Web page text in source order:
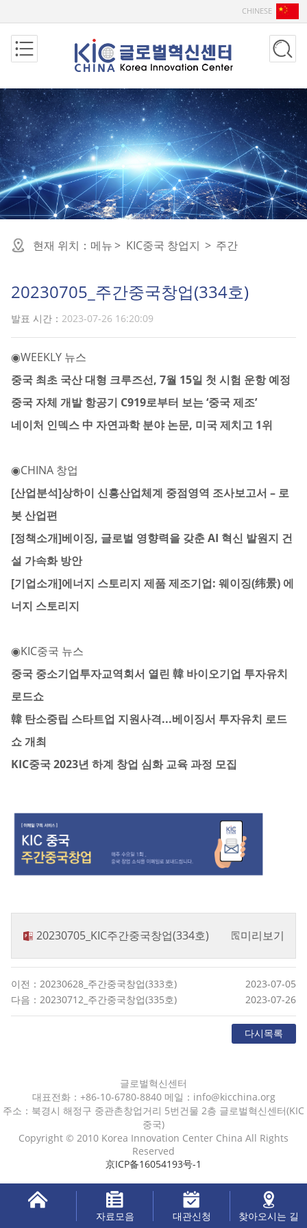
CHINESE
현재 위치： 메뉴> KIC중국 창업지 > 주간
20230705_주간중국창업(334호)
발표 시간： 2023-07-26 16:20:09
◉WEEKLY 뉴스
중국 최초 국산 대형 크루즈선, 7월 15일 첫 시험 운항 예정
중국 자체 개발 항공기 C919로부터 보는 ‘중국 제조’
네이처 인덱스 中 자연과학 분야 논문, 미국 제치고 1위
◉CHINA 창업
[산업분석]상하이 신흥산업체계 중점영역 조사보고서 – 로
봇 산업편
[정책소개]베이징, 글로벌 영향력을 갖춘 AI 혁신 발원지 건
설 가속화 방안
[기업소개]에너지 스토리지 제품 제조기업: 웨이징(纬景) 에
너지 스토리지
◉KIC중국 뉴스
중국 중소기업투자교역회서 열린 韓 바이오기업 투자유치
로드쇼
韓 탄소중립 스타트업 지원사격...베이징서 투자유치 로드
쇼 개최
KIC중국 2023년 하계 창업 심화 교육 과정 모집
20230705_KIC주간중국창업(334호) 미리보기
이전：20230628_주간중국창업(333호)
2023-07-05
다음：20230712_주간중국창업(335호)
2023-07-26
다시목록
글로벌혁신센터
대표전화：+86-10-6780-8840 메일：info@kicchina.org
주소：북경시 해정구 중관촌창업거리 5번건물 2층 글로벌혁신센터(KIC
중국)
Copyright © 2010 Korea Innovation Center China All Rights
Reserved
京ICP备16054193号-1
자료모음 대관신청 찾아오시는 길